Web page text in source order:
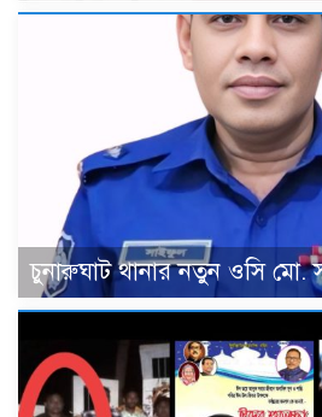
চুনারুঘাট থানার নতুন ওসি মো.